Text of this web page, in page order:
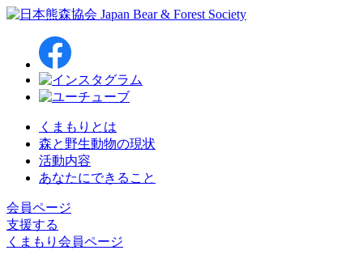
くまもりとは
森と野生動物の現状
活動内容
あなたにできること
会員ページ
支援する
くまもり会員ページ